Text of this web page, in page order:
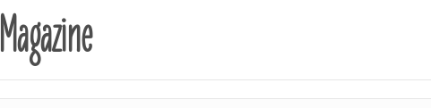
Magazine